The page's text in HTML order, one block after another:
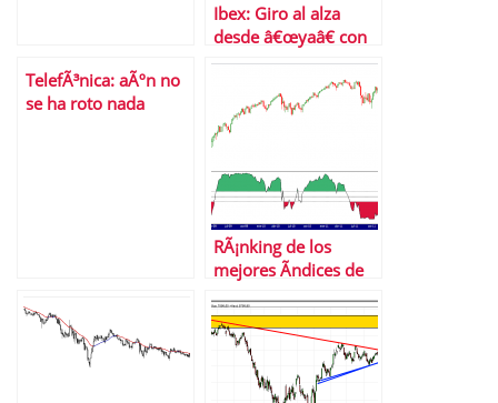
Ibex: Giro al alza
desde â€œyaâ€ con
un â€œa-b-câ€
TelefÃ³nica: aÃºn no
se ha roto nada
RÃ¡nking de los
mejores Ã­ndices de